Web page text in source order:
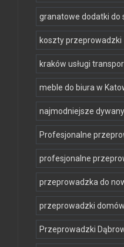
granatowe dodatki do
koszty przeprowadzki
kraków usługi
meble do biura w
najmodniejsze dywany
Profesjonalne
profesjonalne
przeprowadzka do
przeprowadzki
Przeprowadzki